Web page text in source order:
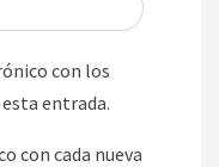
con los
entrada.
con cada nueva